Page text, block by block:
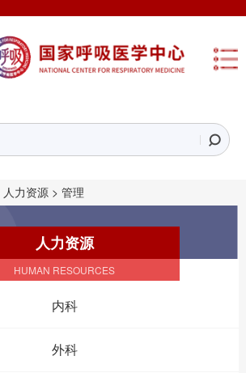
人力资源> 管理
人力资源
HUMAN RESOURCES
内科
外科